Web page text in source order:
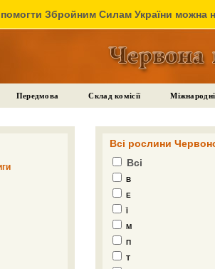
Збройним Силам України можна
Передмова Склад комісії
Всі рослини
Всі
В
Е
Ї
М
П
Т